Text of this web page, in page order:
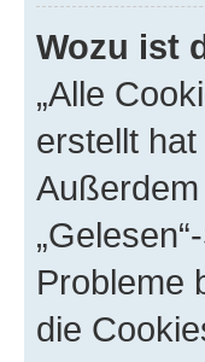
Wozu ist
„Alle
erstellt
Probleme
die